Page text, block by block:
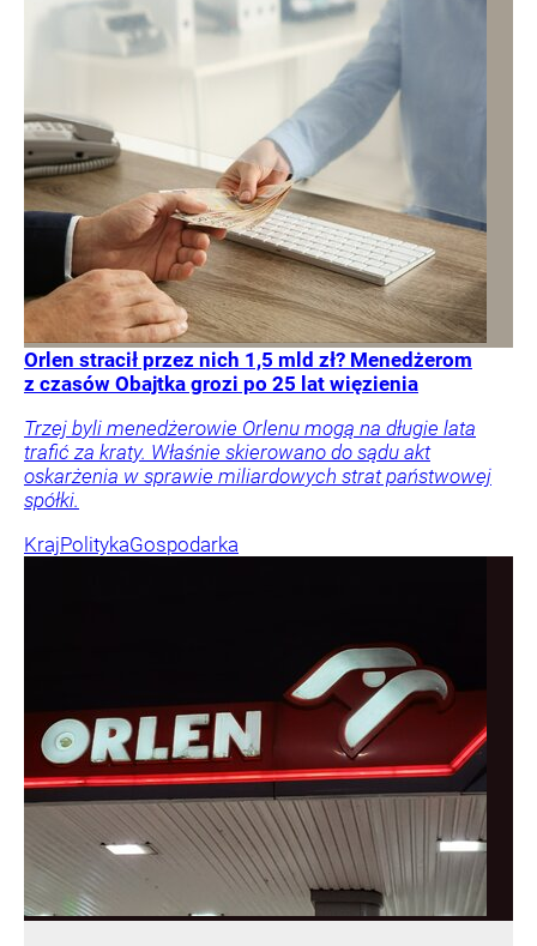
Orlen stracił przez nich 1,5 mld zł? Menedżerom
z czasów Obajtka grozi po 25 lat więzienia
Trzej byli menedżerowie Orlenu mogą na długie lata
trafić za kraty. Właśnie skierowano do sądu akt
oskarżenia w sprawie miliardowych strat państwowej
spółki.
KrajPolitykaGospodarka